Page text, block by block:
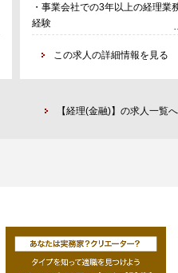
ポート)
・会計事務所及び信託銀行からの
・会計事務所宛指図及び信託銀行
・事業会社での3年以上の経理業
経験
・実務経験があれば資格は問わな
が、簿記の知識要
この求人の詳細情報を見る
【経理(金融)】の求人一覧へ